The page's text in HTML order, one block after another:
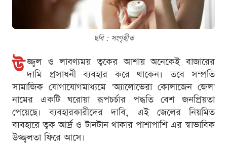
ছবি : সংগৃহীত
উ জ্জ্বল ও লাবণ্যময় ত্বকের আশায় অনেকেই বাজারের
দামি প্রসাধনী ব্যবহার করে থাকেন। তবে সম্প্রতি
সামাজিক যোগাযোগমাধ্যমে 'অ্যালোভেরা কোলাজেন জেল'
নামের একটি ঘরোয়া রূপচর্চার পদ্ধতি বেশ জনপ্রিয়তা
পেয়েছে। ব্যবহারকারীদের দাবি, এই জেলের নিয়মিত
ব্যবহারে ত্বক আর্দ্র ও টানটান থাকার পাশাপাশি এর স্বাভাবিক
উজ্জ্বলতা ফিরে আসে।